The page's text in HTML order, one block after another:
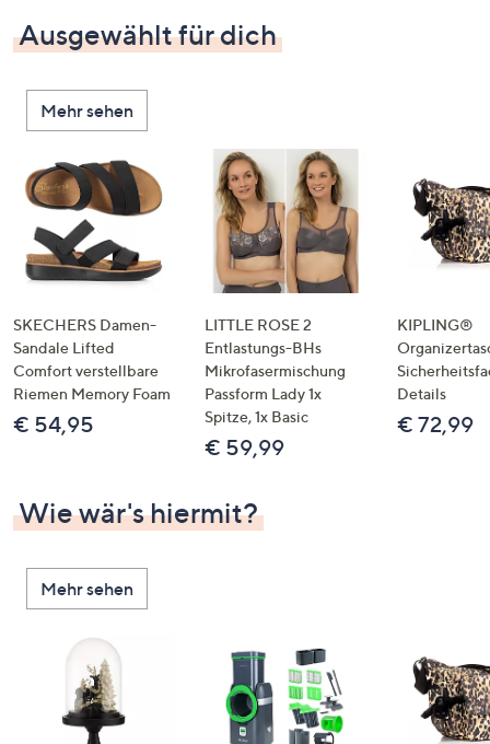
Ausgewählt für dich
Mehr sehen
SKECHERS Damen-
Sandale Lifted
Comfort verstellbare
Riemen Memory Foam
€ 54,95
LITTLE ROSE 2
Entlastungs-BHs
Mikrofasermischung
Passform Lady 1x
Spitze, 1x Basic
€ 59,99
KIPLING®
Details
€ 72,99
Wie wär's hiermit?
Mehr sehen